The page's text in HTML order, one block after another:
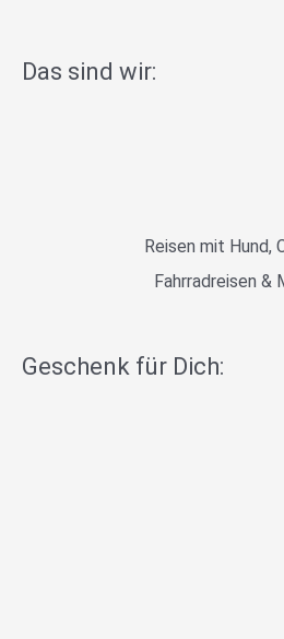
Das sind wir:
Reisen mit Hund,
Fahrradreisen &
Geschenk für Dich: